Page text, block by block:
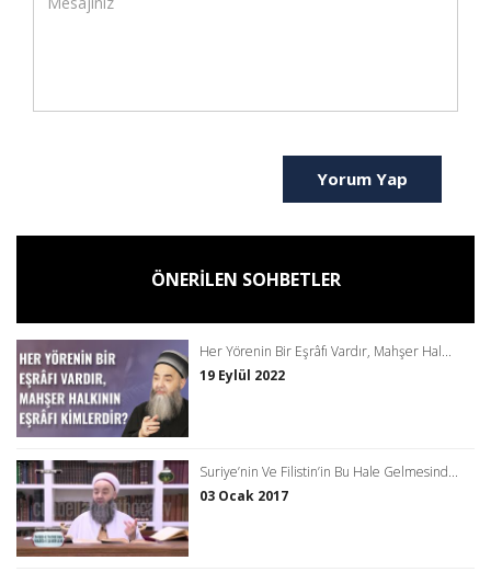
Yorum Yap
ÖNERİLEN SOHBETLER
Her Yörenin Bir Eşrâfı Vardır, Mahşer Hal...
19 Eylül 2022
Suriye’nin Ve Filistin’in Bu Hale Gelmesind...
03 Ocak 2017